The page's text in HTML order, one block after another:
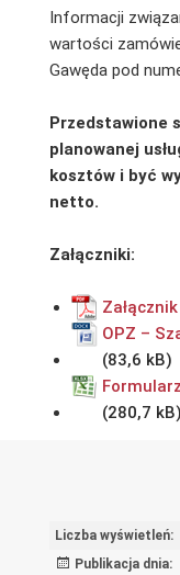
Informacji
wartości
Gawęda pod
Przedstawione
planowanej
kosztów i być
netto.
Załączniki:
OPZ –
Liczba wyświetleń:
Publikacja dnia: